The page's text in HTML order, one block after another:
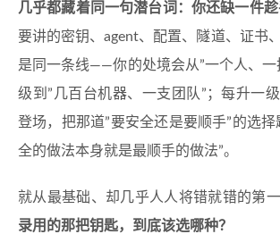
几乎都藏着同一句潜台词：你还缺一件趁
要讲的密钥、agent、配置、隧道、证书
是同一条线——你的处境会从”一个人、一
级到”几百台机器、一支团队”；每升一
登场，把那道”要安全还是要顺手”的选择
全的做法本身就是最顺手的做法”。
就从最基础、却几乎人人将错就错的第一
录用的那把钥匙，到底该选哪种？